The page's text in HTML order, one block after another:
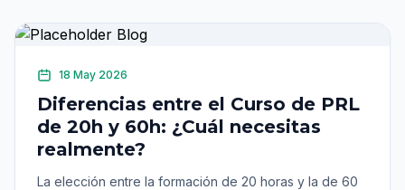
18 May 2026
Diferencias entre el Curso de PRL
de 20h y 60h: ¿Cuál necesitas
realmente?
La elección entre la formación de 20 horas y la de 60